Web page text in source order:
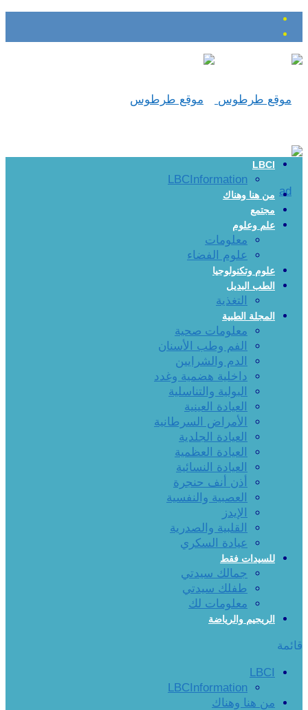
LBCI
LBCInformation
من هنا وهناك
مجتمع
علم وعلوم
معلومات
علوم الفضاء
علوم وتكنولوجيا
الطب البديل
التغذية
المجلة الطبية
معلومات صحية
الفم وطب الأسنان
الدم والشرايين
داخلية هضمية وغدد
البولية والتناسلية
العيادة العينية
الأمراض السرطانية
العيادة الجلدية
العيادة العظمية
العيادة النسائية
أذن أنف حنجرة
العصبية والنفسية
الإيدز
القلبية والصدرية
عيادة السكري
للسيدات فقط
جمالك سيدتي
طفلك سيدتي
معلومات لك
الريجيم والرياضة
قائمة
LBCI
LBCInformation
من هنا وهناك